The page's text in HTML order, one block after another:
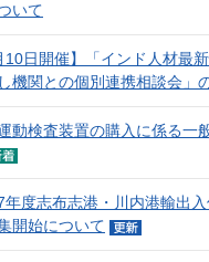
いて
10日開催】「インド人材最
機関との個別連携相談会」
動検査装置の購入に係る一
年度志布志港・川内港輸出
開始について